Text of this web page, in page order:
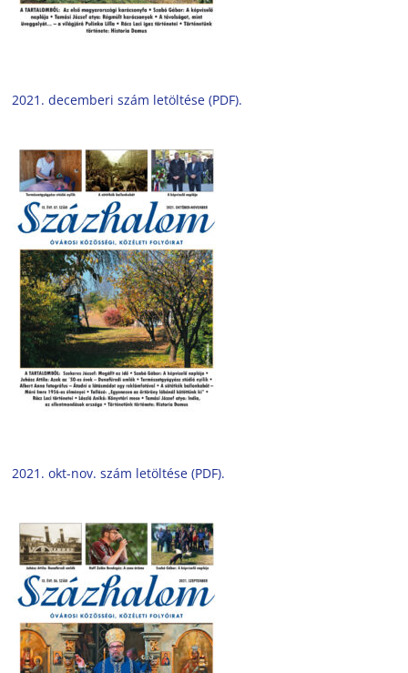
2021. decemberi szám letöltése (PDF).
2021. okt-nov. szám letöltése (PDF).